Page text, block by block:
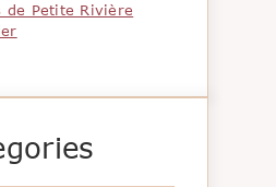
de Petite Rivière